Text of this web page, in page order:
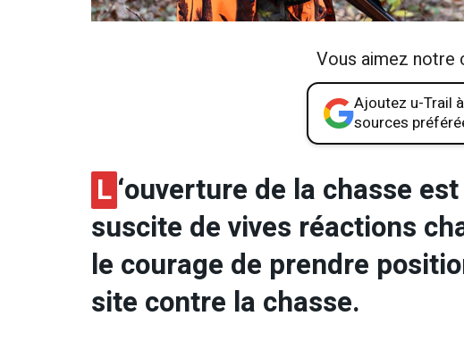
Vous aimez notre
Ajoutez u-Trail
sources
L‘ouverture de la chasse
suscite de vives réactions
le courage de prendre
site contre la chasse.